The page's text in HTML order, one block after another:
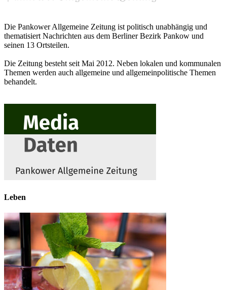
Die Pankower Allgemeine Zeitung ist politisch unabhängig und
thematisiert Nachrichten aus dem Berliner Bezirk Pankow und
seinen 13 Ortsteilen.
Die Zeitung besteht seit Mai 2012. Neben lokalen und kommunalen
Themen werden auch allgemeine und allgemeinpolitische Themen
behandelt.
Leben